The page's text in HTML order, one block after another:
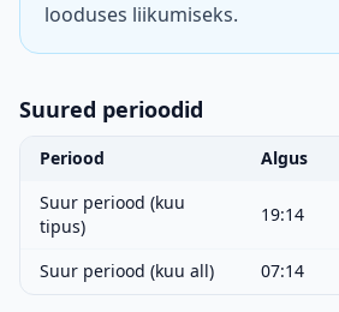
looduses liikumiseks.
Suured perioodid
Periood Algus
Suur periood (kuu
tipus)
19:14
Suur periood (kuu all) 07:14